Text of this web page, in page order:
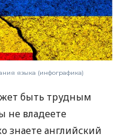
языка (инфографика)
быть трудным
не владеете
знаете английский